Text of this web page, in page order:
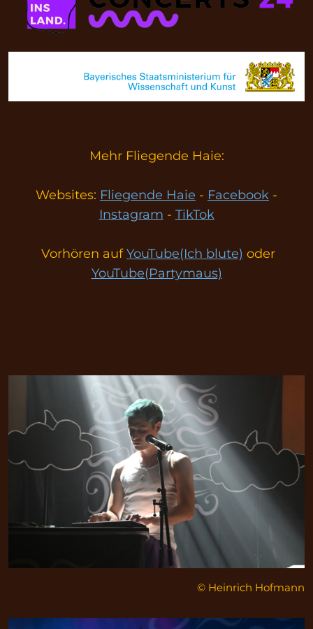
Mehr Fliegende Haie:
Websites: Fliegende Haie - Facebook -
Instagram - TikTok
Vorhören aufYouTube(Ich blute) oder
YouTube(Partymaus)
© Heinrich Hofmann